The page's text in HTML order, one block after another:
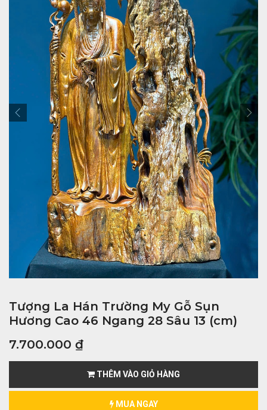
Tượng La Hán Trường My Gỗ Sụn
Hương Cao 46 Ngang 28 Sâu 13 (cm)
7.700.000 ₫
THÊM VÀO GIỎ HÀNG
MUA NGAY